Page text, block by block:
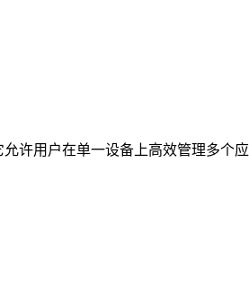
许用户在单一设备上高效管理多个